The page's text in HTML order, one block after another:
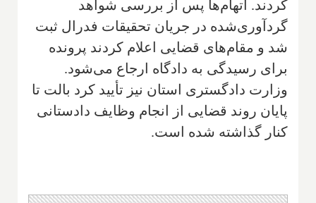
کردند. اتهام‌ها پس از بررسی شواهد
گردآوری‌شده در جریان تحقیقات فدرال ثبت
شد و مقام‌های قضایی اعلام کردند پرونده
برای رسیدگی به دادگاه ارجاع می‌شود.
وزارت دادگستری استان نیز تأیید کرد بالت تا
پایان روند قضایی از انجام وظایف دادستانی
کنار گذاشته شده است.